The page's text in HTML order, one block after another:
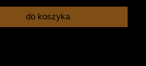
do koszyka